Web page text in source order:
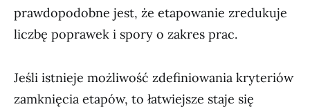
prawdopodobne jest, że etapowanie zredukuje
liczbę poprawek i spory o zakres prac.
Jeśli istnieje możliwość zdefiniowania kryteriów
zamknięcia etapów, to łatwiejsze staje się